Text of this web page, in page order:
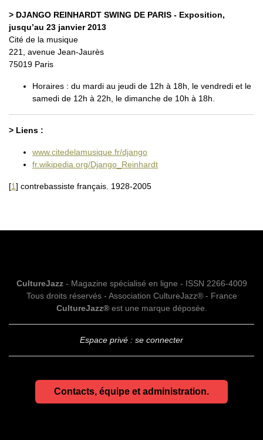
> DJANGO REINHARDT SWING DE PARIS - Exposition,
jusqu’au 23 janvier 2013
Cité de la musique
221, avenue Jean-Jaurès
75019 Paris
Horaires : du mardi au jeudi de 12h à 18h, le vendredi et le
samedi de 12h à 22h, le dimanche de 10h à 18h.
> Liens :
www.citedelamusique.fr/django
fr.wikipedia.org/Django_Reinhardt
[1] contrebassiste français. 1928-2005
CultureJazz- Magazine spécialisé en ligne - ISSN 2266-4009
Tous droits réservés - Association CultureJazz® - France
CultureJazz®est une marque déposée.
Espace privé : se connecter
Contacts, équipe et administration.